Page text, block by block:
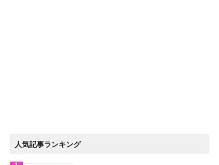
人気記事ランキング